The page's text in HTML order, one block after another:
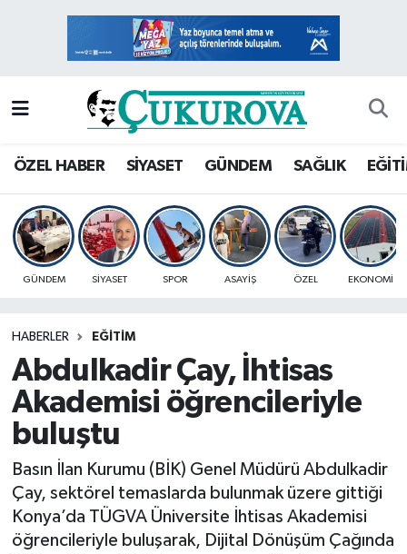
ÖZEL HABER SİYASET GÜNDEM SAĞLIK
GÜNDEM SİYASET SPOR ASAYİŞ ÖZEL EKONOMİ
HABERLER EĞİTİM
Abdulkadir Çay, İhtisas
Akademisi öğrencileriyle
buluştu
Basın İlan Kurumu (BİK) Genel Müdürü Abdulkadir
Çay, sektörel temaslarda bulunmak üzere gittiği
Konya’da TÜGVA Üniversite İhtisas Akademisi
öğrencileriyle buluşarak, Dijital Dönüşüm Çağında
Mersin Hava Durumu
Mersin Namaz Vakitleri
Mersin Trafik Yoğunluk Haritası
Süper Lig Puan Durumu ve Fikstür
Haber Arşivi